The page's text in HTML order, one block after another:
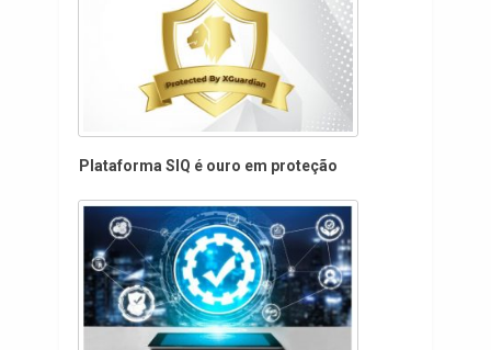
Plataforma SIQ é ouro em proteção